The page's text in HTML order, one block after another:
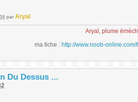
par Aryal
Aryal, plume
ma fiche : http://www.noob-
Du Dessus ...